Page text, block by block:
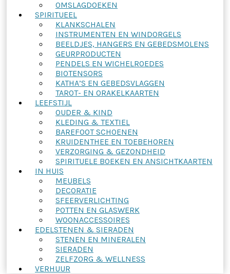
OMSLAGDOEKEN
SPIRITUEEL
KLANKSCHALEN
INSTRUMENTEN EN WINDORGELS
BEELDJES, HANGERS EN GEBEDSMOLENS
GEURPRODUCTEN
PENDELS EN WICHELROEDES
BIOTENSORS
KATHA’S EN GEBEDSVLAGGEN
TAROT- EN ORAKELKAARTEN
LEEFSTIJL
OUDER & KIND
KLEDING & TEXTIEL
BAREFOOT SCHOENEN
KRUIDENTHEE EN TOEBEHOREN
VERZORGING & GEZONDHEID
SPIRITUELE BOEKEN EN ANSICHTKAARTEN
IN HUIS
MEUBELS
DECORATIE
SFEERVERLICHTING
POTTEN EN GLASWERK
WOONACCESSOIRES
EDELSTENEN & SIERADEN
STENEN EN MINERALEN
SIERADEN
ZELFZORG & WELLNESS
VERHUUR